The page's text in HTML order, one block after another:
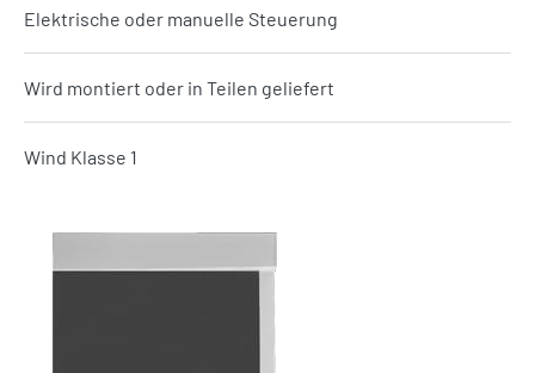
Elektrische oder manuelle Steuerung
Wird montiert oder in Teilen geliefert
Wind Klasse 1